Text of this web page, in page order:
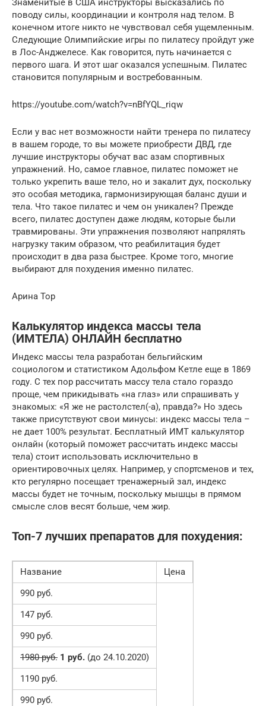
Знаменитые в США инструкторы высказались по
поводу силы, координации и контроля над телом. В
конечном итоге никто не чувствовал себя ущемленным.
Следующие Олимпийские игры по пилатесу пройдут уже
в Лос-Анджелесе. Как говорится, путь начинается с
первого шага. И этот шаг оказался успешным. Пилатес
становится популярным и востребованным.
https://youtube.com/watch?v=nBfYQL_riqw
Если у вас нет возможности найти тренера по пилатесу
в вашем городе, то вы можете приобрести ДВД, где
лучшие инструкторы обучат вас азам спортивных
упражнений. Но, самое главное, пилатес поможет не
только укрепить ваше тело, но и закалит дух, поскольку
это особая методика, гармонизирующая баланс души и
тела. Что такое пилатес и чем он уникален? Прежде
всего, пилатес доступен даже людям, которые были
травмированы. Эти упражнения позволяют напрялять
нагрузку таким образом, что реабилитация будет
происходит в два раза быстрее. Кроме того, многие
выбирают для похудения именно пилатес.
Арина Тор
Калькулятор индекса массы тела
(ИМТЕЛА) ОНЛАЙН бесплатно
Индекс массы тела разработан бельгийским
социологом и статистиком Адольфом Кетле еще в 1869
году. С тех пор рассчитать массу тела стало гораздо
проще, чем прикидывать «на глаз» или спрашивать у
знакомых: «Я же не растолстел(-а), правда?» Но здесь
также присутствуют свои минусы: индекс массы тела –
не дает 100% результат. Бесплатный ИМТ калькулятор
онлайн (который поможет рассчитать индекс массы
тела) стоит использовать исключительно в
ориентировочных целях. Например, у спортсменов и тех,
кто регулярно посещает тренажерный зал, индекс
массы будет не точным, поскольку мышцы в прямом
смысле слов весят больше, чем жир.
Топ-7 лучших препаратов для похудения:
Название
Цена
990 руб.
147 руб.
990 руб.
1980 руб. 1 руб. (до 24.10.2020)
1190 руб.
990 руб.